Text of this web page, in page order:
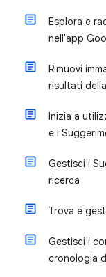
Esplora e
nell'app
Rimuovi
risultati
Inizia a
e i
Gestisci i
ricerca
Trova e
Gestisci i
cronologia